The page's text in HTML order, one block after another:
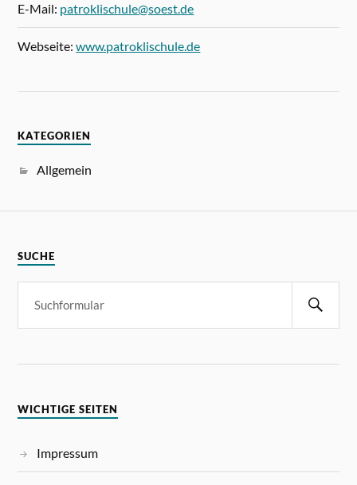
E-Mail: patroklischule@soest.de
Webseite:www.patroklischule.de
KATEGORIEN
Allgemein
SUCHE
WICHTIGE SEITEN
Impressum